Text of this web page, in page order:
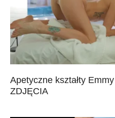
Apetyczne kształty
ZDJĘCIA